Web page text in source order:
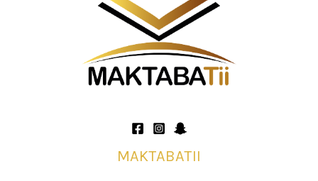
MAKTABATII